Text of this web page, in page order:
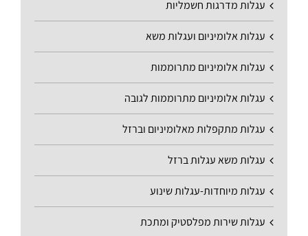
עגלות מדרגות חשמליות
עגלות אלומיניום ועגלות משא
עגלות אלומיניום מתרוממות
עגלות אלומיניום מתרוממות לגובה
עגלות מתקפלות מאלומיניום וברזל
עגלות משא עגלות ברזל
עגלות מיוחדות-עגלות שינוע
עגלות שירות מפלסטיק ומתכת